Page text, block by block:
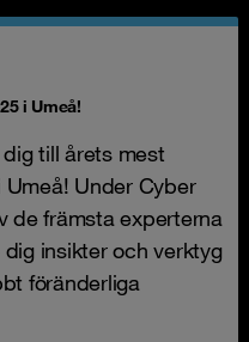
i Umeå!
till årets mest
Under Cyber
de främsta experterna
insikter och verktyg
föränderliga